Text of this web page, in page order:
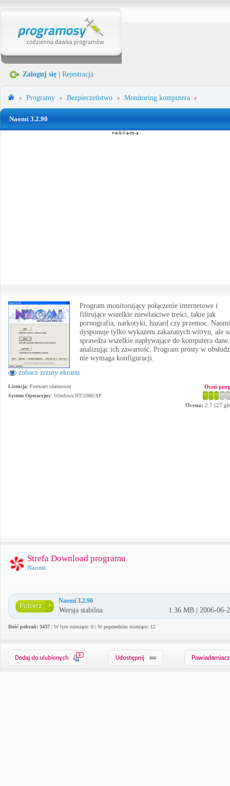
Zaloguj się Rejestracja
Programy Bezpieczeństwo Monitoring komputera
Naomi 3.2.90
zobacz zrzuty ekranu
Program monitorujący połączenie internetowe i
filtrujące wszelkie niewłaściwe treści, takie jak
pornografia, narkotyki, hazard czy przemoc.
dysponuje tylko wykazem zakazanych witryn, ale
sprawdza wszelkie napływające do komputera dane,
analizując ich zawartość. Program prosty w
nie wymaga konfiguracji.
Licencja: Freeware (darmowa)
System Operacyjny: Windows NT/2000/XP
Oceń
Ocena: 2.7 (27
Strefa Download programu
Naomi
Naomi 3.2.90
Wersja stabilna 1.36 MB | 2006-06-
Ilość pobrań: 3437 | W tym miesiącu: 0 | W poprzednim miesiącu: 12
0